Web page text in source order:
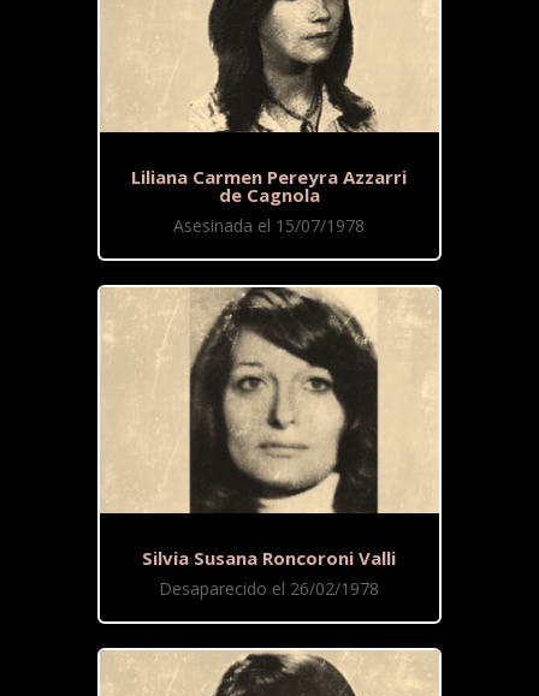
Liliana Carmen Pereyra Azzarri
de Cagnola
Asesinada el 15/07/1978
Silvia Susana Roncoroni Valli
Desaparecido el 26/02/1978